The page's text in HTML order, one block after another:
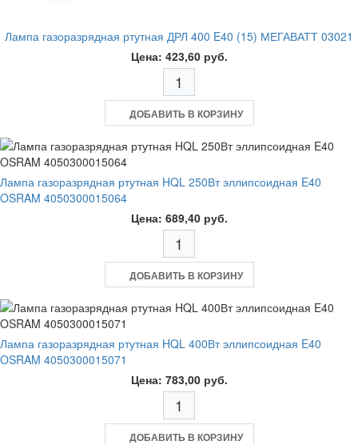
Лампа газоразрядная ртутная ДРЛ 400 E40 (15) МЕГАВАТТ 03021
Цена: 423,60 руб.
ДОБАВИТЬ В КОРЗИНУ
Лампа газоразрядная ртутная HQL 250Вт эллипсоидная E40
OSRAM 4050300015064
Цена: 689,40 руб.
ДОБАВИТЬ В КОРЗИНУ
Лампа газоразрядная ртутная HQL 400Вт эллипсоидная E40
OSRAM 4050300015071
Цена: 783,00 руб.
ДОБАВИТЬ В КОРЗИНУ